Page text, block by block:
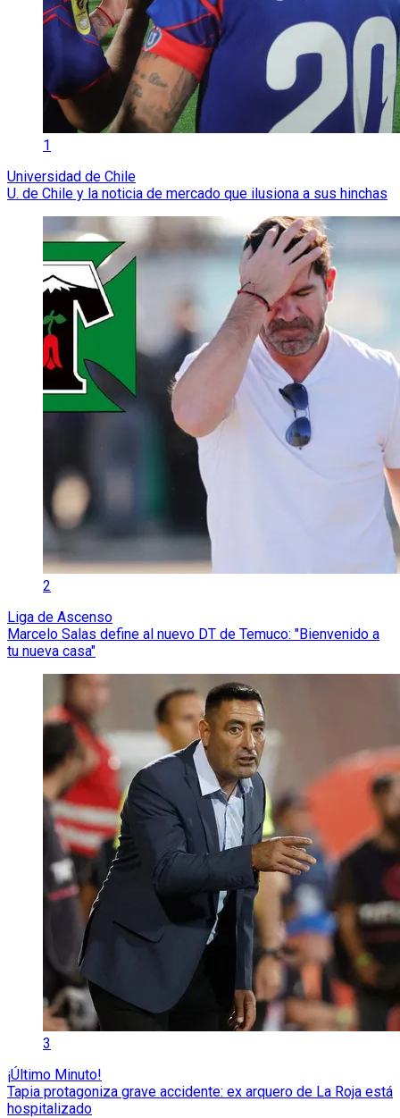
1
Universidad de Chile
U. de Chile y la noticia de mercado que ilusiona a sus hinchas
2
Liga de Ascenso
Marcelo Salas define al nuevo DT de Temuco: "Bienvenido a
tu nueva casa"
3
¡Último Minuto!
Tapia protagoniza grave accidente: ex arquero de La Roja está
hospitalizado